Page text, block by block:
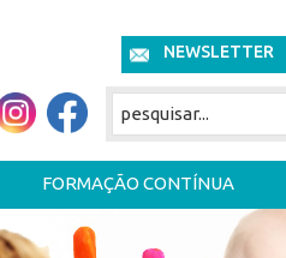
NEWSLETTER
FORMAÇÃO CONTÍNUA